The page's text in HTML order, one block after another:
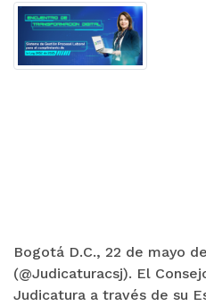
Bogotá D.C., 22 de mayo
(@Judicaturacsj). El
Judicatura a través de su